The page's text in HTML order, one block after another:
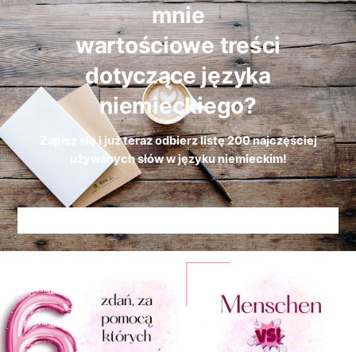
mnie
wartościowe treści
dotyczące języka
niemieckiego?
Zapisz się i już teraz odbierzlistę200 najczęściej
używanych słów w języku niemieckim!